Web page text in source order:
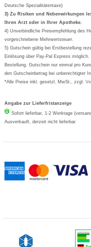
Formoline
Wick
Eucerin
Basica
Deutsche Spezialitätentaxe)
3) Zu Risiken und Nebenwirkungen
Ihren Arzt oder in Ihrer Apotheke.
4) Unverbindliche Preisempfehlung des
vorgeschriebene Mehrwertsteuer.
5) Gutschein gültig bei Erstbestellung
Einlösung über Pay-Pal Express
Bestellung. Gutschein nur einmal pro
den Gutscheinbetrag bei unberechtigter
*Alle Preise inkl. gesetzl. MwSt., zzgl.
Angabe zur Lieferfristanzeige
Sofort lieferbar, 1-2 Werktage
Ausverkauft, derzeit nicht lieferbar